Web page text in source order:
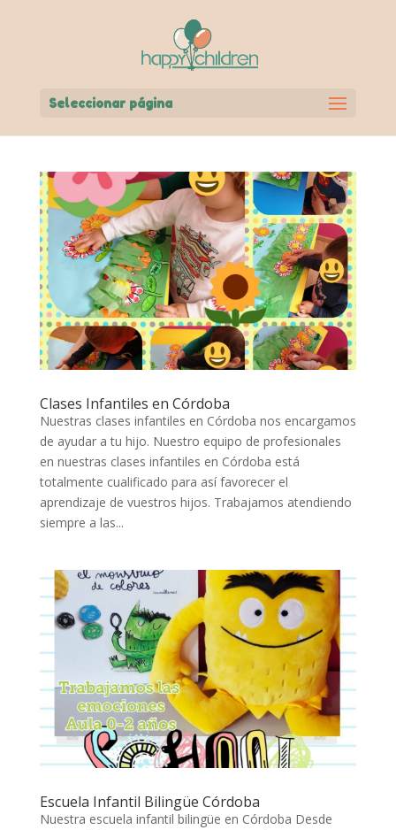
Seleccionar página
Clases Infantiles en Córdoba
Nuestras clases infantiles en Córdoba nos encargamos
de ayudar a tu hijo. Nuestro equipo de profesionales
en nuestras clases infantiles en Córdoba está
totalmente cualificado para así favorecer el
aprendizaje de vuestros hijos. Trabajamos atendiendo
siempre a las...
Escuela Infantil Bilingüe Córdoba
Nuestra escuela infantil bilingüe en Córdoba Desde